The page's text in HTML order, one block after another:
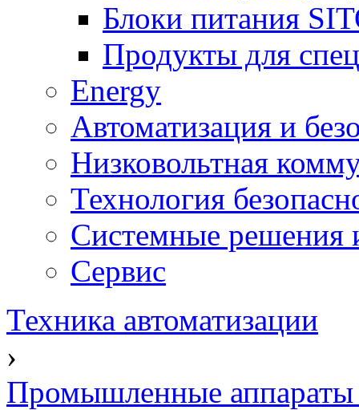
Блоки питания
Продукты для
Energy
Автоматизация и
Низковольтная
Технология
Системные решения
Сервис
Техника автоматизации
›
Промышленные аппараты